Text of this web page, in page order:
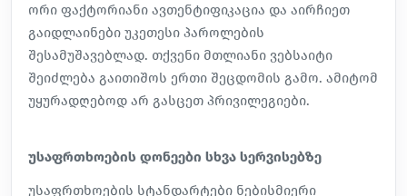
ორი ფაქტორიანი ავთენტიფიკაცია და აირჩიეთ
გაიდლაინები უკეთესი პაროლების
შესამუშავებლად. თქვენი მთლიანი ვებსაიტი
შეიძლება გაითიშოს ერთი შეცდომის გამო. ამიტომ
უყურადღებოდ არ გასცეთ პრივილეგიები.
უსაფრთხოების დონეები სხვა სერვისებზე
უსაფრთხოების სტანდარტები ნებისმიერი